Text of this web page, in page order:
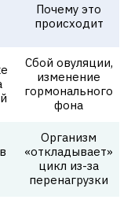
Почему это
происходит
Сбой овуляции,
изменение
гормонального
фона
Организм
«откладывает»
цикл из-за
пере­нагрузки